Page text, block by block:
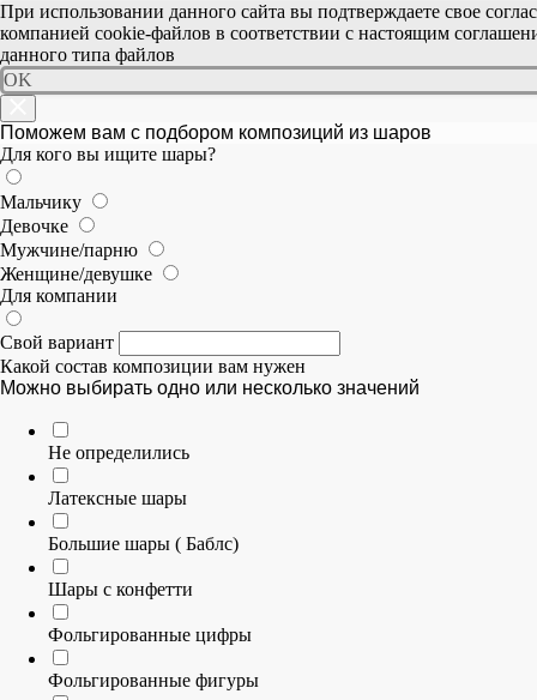
При использовании данного сайта вы подтверждаете свое
компанией cookie-файлов в соответствии с настоящим
данного типа файлов
OK
Поможем вам с подбором композиций из шаров
Для кого вы ищите шары?
Мальчику
Девочке
Мужчине/парню
Женщине/девушке
Для компании
Свой вариант
Какой состав композиции вам нужен
Можно выбирать одно или несколько значений
Не определились
Латексные шары
Большие шары ( Баблс)
Шары с конфетти
Фольгированные цифры
Фольгированные фигуры